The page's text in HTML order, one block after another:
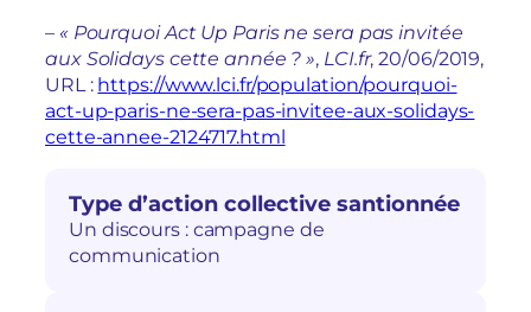
– « Pourquoi Act Up Paris ne sera pas invitée
aux Solidays cette année ? », LCI.fr, 20/06/2019,
URL : https://www.lci.fr/population/pourquoi-
act-up-paris-ne-sera-pas-invitee-aux-solidays-
cette-annee-2124717.html
Type d’action collective santionnée
Un discours : campagne de
communication